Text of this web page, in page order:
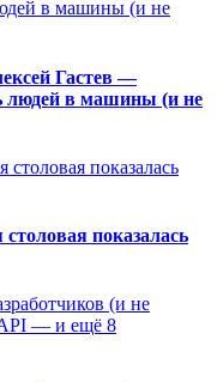
Гастев —
людей в машины (и не
показалась